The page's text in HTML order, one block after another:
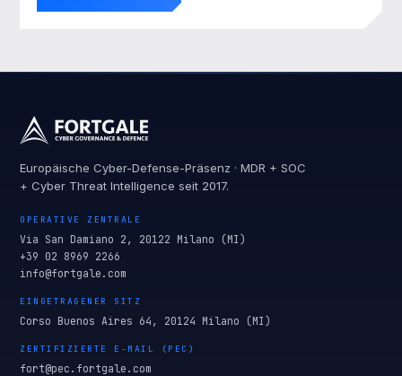
Europäische Cyber-Defense-Präsenz · MDR + SOC
+ Cyber Threat Intelligence seit 2017.
OPERATIVE ZENTRALE
Via San Damiano 2, 20122 Milano (MI)
+39 02 8969 2266
info@fortgale.com
EINGETRAGENER SITZ
Corso Buenos Aires 64, 20124 Milano (MI)
ZERTIFIZIERTE E-MAIL (PEC)
fort@pec.fortgale.com